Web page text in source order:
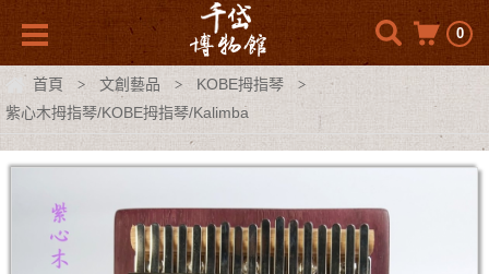
0
首頁 > 文創藝品 > KOBE拇指琴 >
紫心木拇指琴/KOBE拇指琴/Kalimba